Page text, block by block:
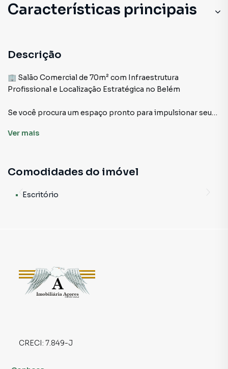
Características principais
Descrição
🏢 Salão Comercial de 70m² com Infraestrutura
Profissional e Localização Estratégica no Belém
Se você procura um espaço pronto para impulsionar seu
Este salão de 70m² une estrutura técnica de qualidade com
equipamentos e operações que exigem potência.
💼 Um espaço versátil para comércio, serviços, pequenas
indústrias, ateliês, oficinas e muito mais.
Local perfeito para quem quer aliar crescimento
Ver mais
Comodidades do imóvel
Escritório
CRECI: 7.849-J